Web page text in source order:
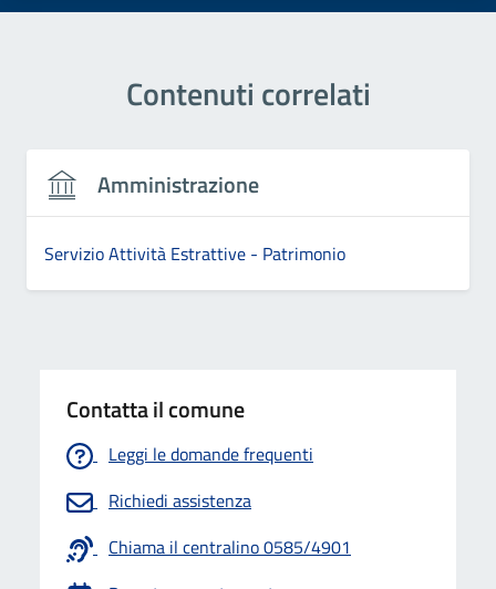
Contenuti correlati
Amministrazione
Servizio Attività Estrattive - Patrimonio
Contatta il comune
Leggi le domande frequenti
Richiedi assistenza
Chiama il centralino 0585/4901